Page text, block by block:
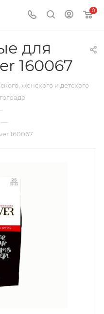
0
для
160067
женского и детского
—
160067